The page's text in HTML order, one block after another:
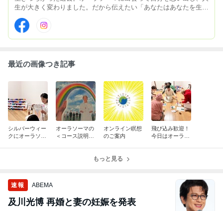
生が大きく変わりました。だから伝えたい「あなたはあなたを生き
られる」ことを！神戸を拠点に色を携えて全国巡業を目指して、た
だいまゴールド免許を研磨中(^^)/
最近の画像つき記事
シルバーウィー
クにオーラソー
オーラソーマの
＜コース説明会
オンライン瞑想
のご案内
飛び込み歓迎！
今日はオーラソ
もっと見る
速報 ABEMA
及川光博 再婚と妻の妊娠を発表